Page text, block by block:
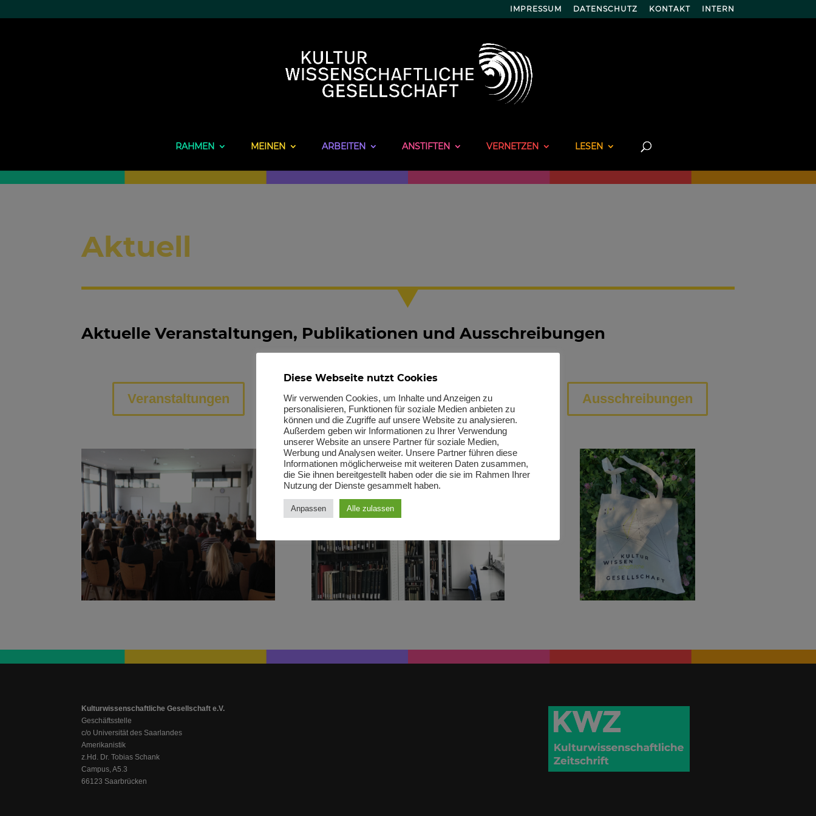
IMPRESSUM DATENSCHUTZ KONTAKT INTERN
RAHMEN MEINEN ARBEITEN ANSTIFTEN VERNETZEN LESEN
Aktuell
Aktuelle Veranstaltungen, Publikationen und Ausschreibungen
Veranstaltungen Publikationen Ausschreibungen
Kulturwissenschaftliche Gesellschaft e.V.
Geschäftsstelle
c/o Universität des Saarlandes
Amerikanistik
z.Hd. Dr. Tobias Schank
Campus, A5.3
66123 Saarbrücken
Diese Webseite nutzt Cookies
Wir verwenden Cookies, um Inhalte und Anzeigen zu
personalisieren, Funktionen für soziale Medien anbieten zu
können und die Zugriffe auf unsere Website zu analysieren.
Außerdem geben wir Informationen zu Ihrer Verwendung
unserer Website an unsere Partner für soziale Medien,
Werbung und Analysen weiter. Unsere Partner führen diese
Informationen möglicherweise mit weiteren Daten zusammen,
die Sie ihnen bereitgestellt haben oder die sie im Rahmen Ihrer
Nutzung der Dienste gesammelt haben.
Anpassen Alle zulassen